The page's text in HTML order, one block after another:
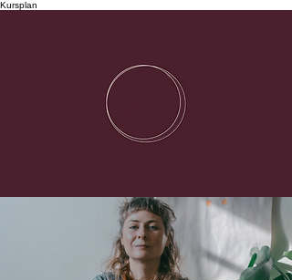
Kursplan